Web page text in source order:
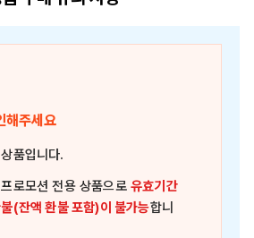
해주세요
품입니다.
프로모션 전용 상품으로유효기간
불(잔액 환불 포함)이 불가능합니